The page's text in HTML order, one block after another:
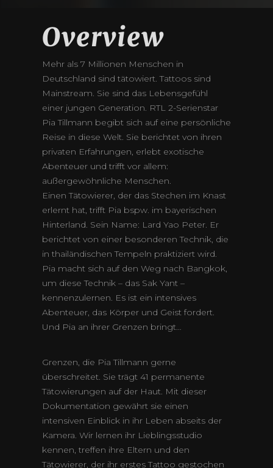
Overview
Mehr als 7 Millionen Menschen in
Deutschland sind tätowiert. Tattoos sind
Mainstream. Sie sind das Lebensgefühl
einer jungen Generation. RTL 2-Serienstar
Pia Tillmann begibt sich auf eine persönliche
Reise in diese Welt. Sie berichtet von ihren
privaten Erfahrungen, erlebt exotische
Abenteuer und trifft vor allem:
außergewöhnliche Menschen.
Einen Tätowierer, der das Stechen im Knast
erlernt hat, trifft Pia bspw. im bayerischen
Hinterland. Sein Name: Lard Yao Peter. Er
berichtet von einer besonderen Technik, die
in thailändischen Tempeln praktiziert wird.
Pia macht sich auf den Weg nach Bangkok,
um diese Technik – das Sak Yant –
kennenzulernen. Es ist ein intensives
Abenteuer, das Körper und Geist fordert.
Und Pia an ihrer Grenzen bringt…
Grenzen, die Pia Tillmann gerne
überschreitet. Sie trägt 41 permanente
Tätowierungen auf der Haut. Mit dieser
Dokumentation gewährt sie einen
intensiven Einblick in ihr Leben abseits der
Kamera. Wir lernen ihr Lieblingsstudio
kennen, treffen ihre Eltern und den
Tätowierer, der ihr erstes Tattoo gestochen